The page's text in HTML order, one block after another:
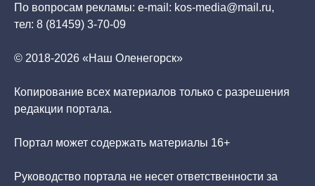
По вопросам рекламы: e-mail: kos-media@mail.ru,
тел: 8 (81459) 3-70-09
© 2018-2026 «Наш Оленегорск»
Копирование всех материалов только с разрешения
редакции портала.
Портал может содержать материалы 16+
Руководство портала не несет ответственности за